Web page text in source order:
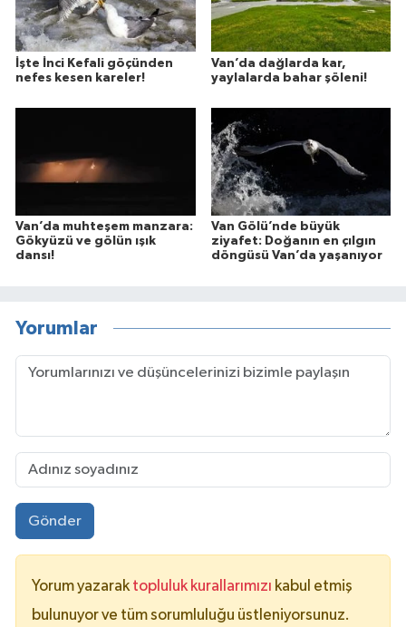
İşte İnci Kefali göçünden
nefes kesen kareler!
Van’da dağlarda kar,
yaylalarda bahar şöleni!
Van’da muhteşem manzara:
Gökyüzü ve gölün ışık
dansı!
Van Gölü’nde büyük
ziyafet: Doğanın en çılgın
döngüsü Van’da yaşanıyor
Yorumlar
Gönder
Yorum yazaraktopluluk kurallarımızı kabul etmiş
bulunuyor ve tüm sorumluluğu üstleniyorsunuz.